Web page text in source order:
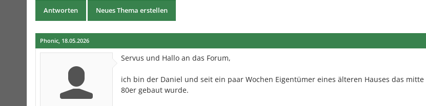
Antworten Neues Thema erstellen
Phonic, 18.05.2026
Servus und Hallo an das Forum,
ich bin der Daniel und seit ein paar Wochen Eigentümer eines älteren Hauses das
80er gebaut wurde.